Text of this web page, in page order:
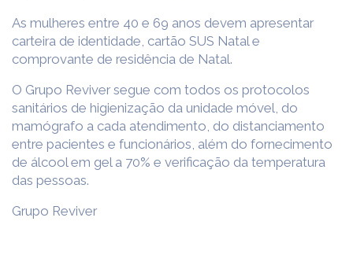
As mulheres entre 40 e 69 anos devem apresentar
carteira de identidade, cartão SUS Natal e
comprovante de residência de Natal.
O Grupo Reviver segue com todos os protocolos
sanitários de higienização da unidade móvel, do
mamógrafo a cada atendimento, do distanciamento
entre pacientes e funcionários, além do fornecimento
de álcool em gel a 70% e verificação da temperatura
das pessoas.
Grupo Reviver